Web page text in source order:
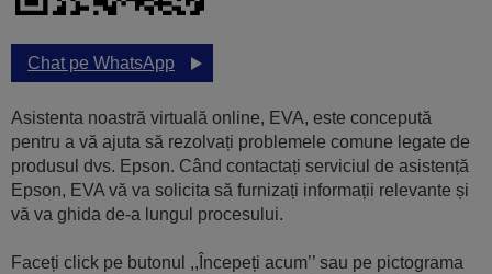
Chat pe WhatsApp
Asistenta noastră virtuală online, EVA, este concepută
pentru a vă ajuta să rezolvați problemele comune legate de
produsul dvs. Epson. Când contactați serviciul de asistență
Epson, EVA vă va solicita să furnizați informații relevante și
vă va ghida de-a lungul procesului.
Faceți click pe butonul ,,Începeți acum’’ sau pe pictograma